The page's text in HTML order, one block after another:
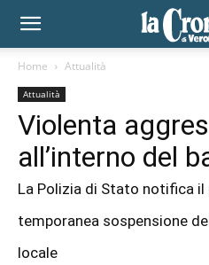
Home Attualità
Attualità
Violenta
all’interno del
La Polizia di Stato notifica
temporanea sospensione
locale